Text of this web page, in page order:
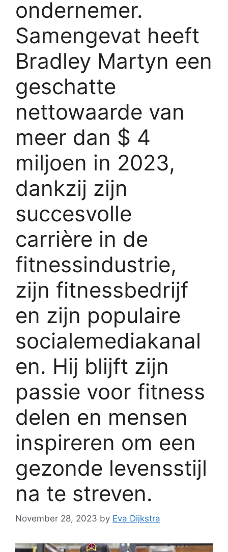
ondernemer.
Samengevat heeft
Bradley Martyn een
geschatte
nettowaarde van
meer dan $ 4
miljoen in 2023,
dankzij zijn
succesvolle
carrière in de
fitnessindustrie,
zijn fitnessbedrijf
en zijn populaire
socialemediakanal
en. Hij blijft zijn
passie voor fitness
delen en mensen
inspireren om een ​​
gezonde levensstijl
na te streven.
November 28, 2023 by Eva Dijkstra